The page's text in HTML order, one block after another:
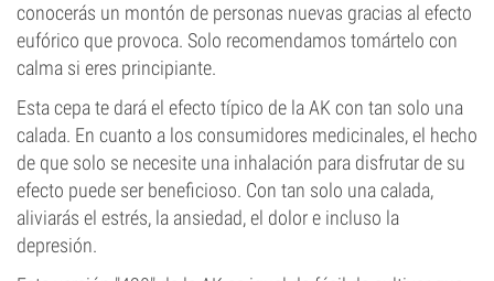
conocerás un montón de personas nuevas gracias al efecto
eufórico que provoca. Solo recomendamos tomártelo con
calma si eres principiante.
Esta cepa te dará el efecto típico de la AK con tan solo una
calada. En cuanto a los consumidores medicinales, el hecho
de que solo se necesite una inhalación para disfrutar de su
efecto puede ser beneficioso. Con tan solo una calada,
aliviarás el estrés, la ansiedad, el dolor e incluso la
depresión.